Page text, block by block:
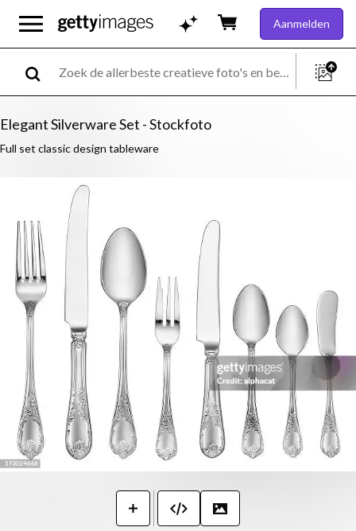
Aanmelden
Elegant Silverware Set - Stockfoto
Full set classic design tableware